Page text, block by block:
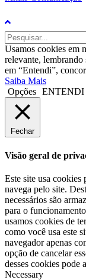
Usamos cookies em
relevante, lembrando
em “Entendi”,
Saiba Mais
Opções ENTENDI
Fechar
Visão geral de
Este site usa cookies
navega pelo site.
necessários são
para o
usamos cookies de
como você usa este
navegador apenas
opção de cancelar
desses cookies pode
Necessary